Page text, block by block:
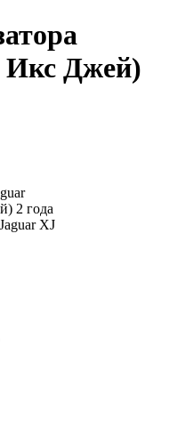
Икс Джей)
2 года
XJ